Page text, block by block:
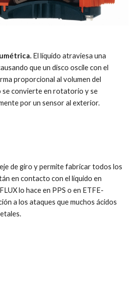
El líquido atraviesa una
que un disco oscile con el
proporcional al volumen del
se convierte en rotatorio y se
por un sensor al exterior.
de giro y permite fabricar todos los
en contacto con el líquido en
lo hace en PPS o en ETFE-
a los ataques que muchos ácidos